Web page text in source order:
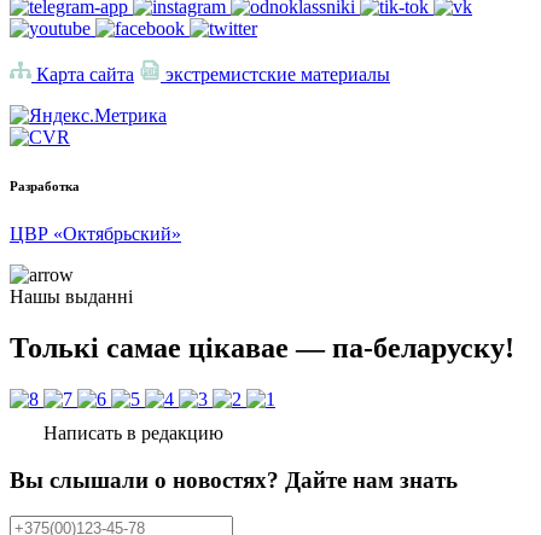
Карта сайта экстремистские материалы
Разработка
ЦВР «Октябрьский»
Нашы выданні
Толькі самае цікавае — па-беларуску!
Написать в редакцию
Вы слышали о новостях? Дайте нам знать